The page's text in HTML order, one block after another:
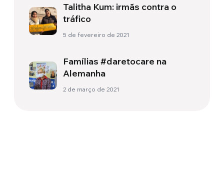
Talitha Kum: irmãs contra o
tráfico
5 de fevereiro de 2021
Famílias #daretocare na
Alemanha
2 de março de 2021